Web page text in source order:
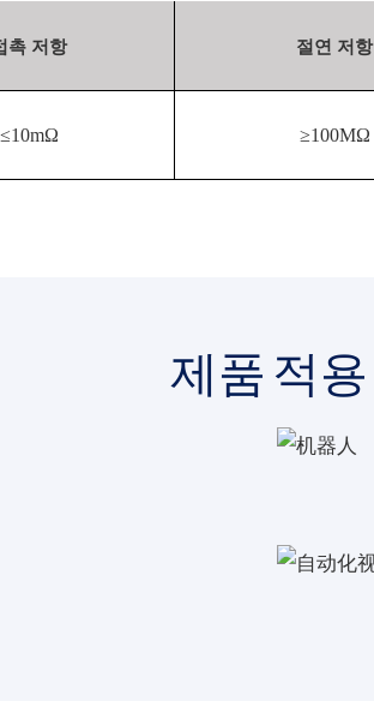
촉 저항 절연 저항
≤10mΩ ≥100MΩ
제품 적용